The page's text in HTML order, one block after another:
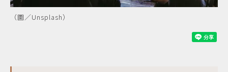
（圖／Unsplash）